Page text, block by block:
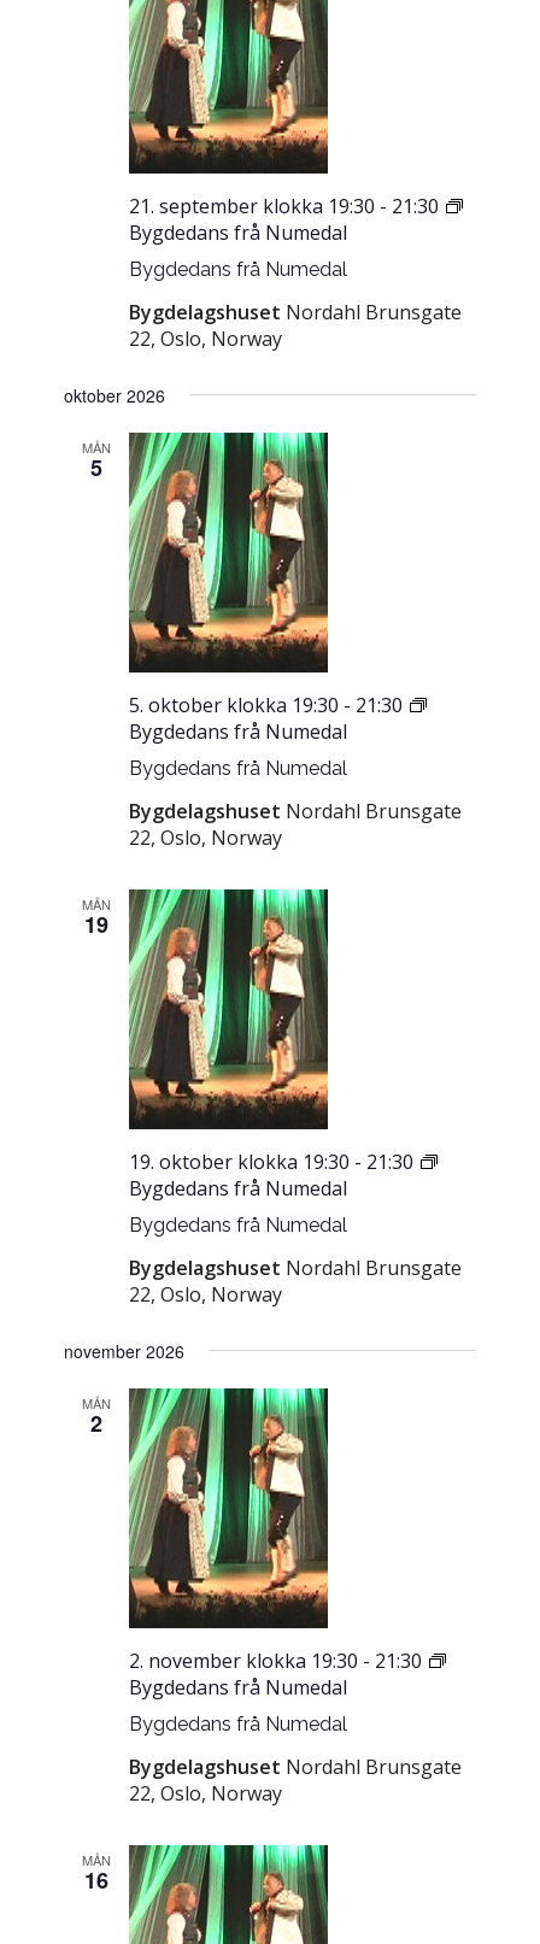
Bygdedans frå Numedal
21. september klokka 19:30 - 21:30
Bygdedans frå Numedal
Bygdelagshuset Nordahl Brunsgate
22, Oslo, Norway
oktober 2026
MÅN
5
Bygdedans frå Numedal
5. oktober klokka 19:30 - 21:30
Bygdedans frå Numedal
Bygdelagshuset Nordahl Brunsgate
22, Oslo, Norway
MÅN
19
Bygdedans frå Numedal
19. oktober klokka 19:30 - 21:30
Bygdedans frå Numedal
Bygdelagshuset Nordahl Brunsgate
22, Oslo, Norway
november 2026
MÅN
2
Bygdedans frå Numedal
2. november klokka 19:30 - 21:30
Bygdedans frå Numedal
Bygdelagshuset Nordahl Brunsgate
22, Oslo, Norway
MÅN
16